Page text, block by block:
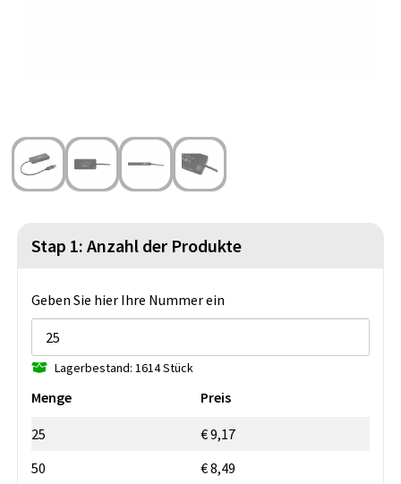
Seesäcke
Partyprodukte
Weihnachten
Themenpakete
Stap 1: Anzahl der Produkte
Geben Sie hier Ihre Nummer ein
Lagerbestand: 1614 Stück
Menge Preis
25
€ 9,17
50
€ 8,49